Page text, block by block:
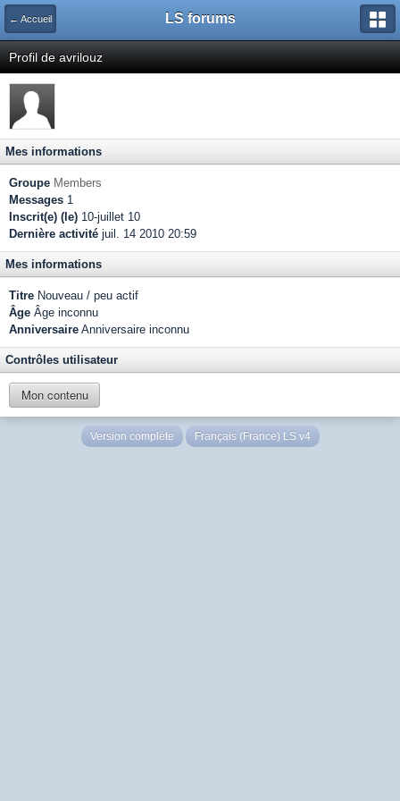
← Accueil LS forums
Profil de avrilouz
Mes informations
Groupe Members
Messages 1
Inscrit(e) (le) 10-juillet 10
Dernière activité juil. 14 2010 20:59
Mes informations
Titre Nouveau / peu actif
Âge Âge inconnu
Anniversaire Anniversaire inconnu
Contrôles utilisateur
Mon contenu
Version complète Français (France) LS v4